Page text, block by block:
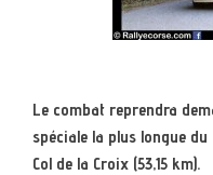
Le combat reprendra
spéciale la plus longue
Col de la Croix (53,15 km).